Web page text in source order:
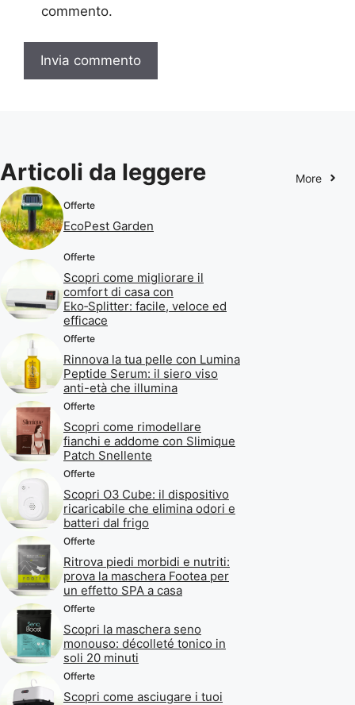
commento.
Articoli da leggere More
Offerte
EcoPest Garden
Offerte
Scopri come migliorare il
comfort di casa con
Eko‑Splitter: facile, veloce ed
efficace
Offerte
Rinnova la tua pelle con Lumina
Peptide Serum: il siero viso
anti-età che illumina
Offerte
Scopri come rimodellare
fianchi e addome con Slimique
Patch Snellente
Offerte
Scopri O3 Cube: il dispositivo
ricaricabile che elimina odori e
batteri dal frigo
Offerte
Ritrova piedi morbidi e nutriti:
prova la maschera Footea per
un effetto SPA a casa
Offerte
Scopri la maschera seno
monouso: décolleté tonico in
soli 20 minuti
Offerte
Scopri come asciugare i tuoi